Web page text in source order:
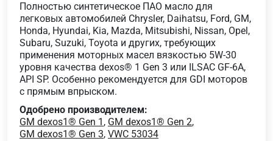
Полностью синтетическое ПАО масло для
легковых автомобилей Chrysler, Daihatsu, Ford, GM,
Honda, Hyundai, Kia, Mazda, Mitsubishi, Nissan, Opel,
Subaru, Suzuki, Toyota и других, требующих
применения моторных масел вязкостью 5W-30
уровня качества dexos® 1 Gen 3 или ILSAC GF-6A,
API SP. Особенно рекомендуется для GDI моторов
с прямым впрыском.
Одобрено производителем:
GM dexos1® Gen 1 , GM dexos1® Gen 2,
GM dexos1® Gen 3, VWC 53034